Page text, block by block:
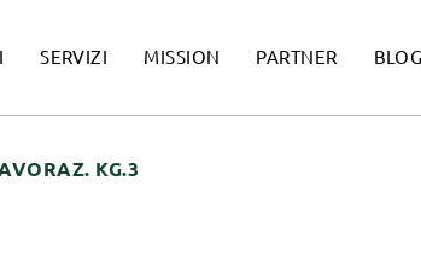
SERVIZI MISSION PARTNER BLOG
KG.3